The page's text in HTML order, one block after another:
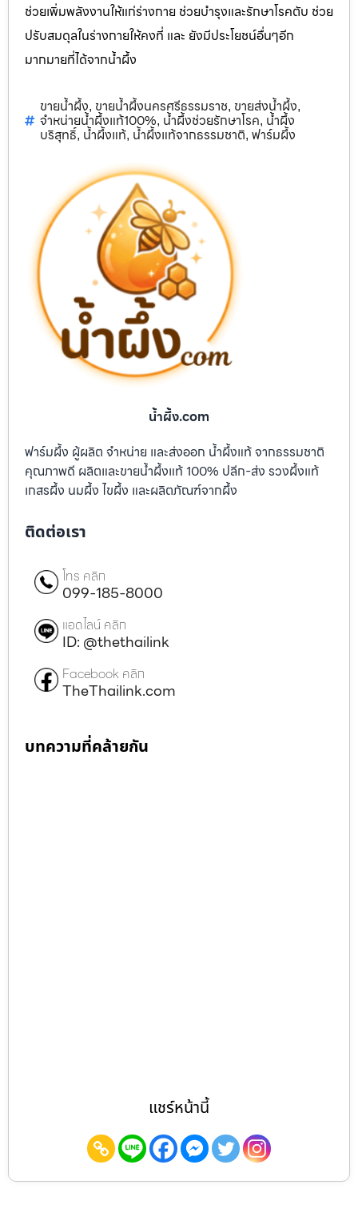
ช่วยเพิ่มพลังงานให้แก่ร่างกาย ช่วยบำรุงและรักษาโรคตับ ช่วย
ปรับสมดุลในร่างกายให้คงที่ และ ยังมีประโยชน์อื่นๆอีก
มากมายที่ได้จากน้ำผึ้ง
ขายน้ำผึ้ง, ขายน้ำผึ้งนครศรีธรรมราช, ขายส่งน้ำผึ้ง,
จำหน่ายน้ำผึ้งแท้100%, น้ำผึ้งช่วยรักษาโรค, น้ำผึ้ง
บริสุทธิ์, น้ำผึ้งแท้, น้ำผึ้งแท้จากธรรมชาติ, ฟาร์มผึ้ง
น้ำผึ้ง.com
ฟาร์มผึ้ง ผู้ผลิต จำหน่าย และส่งออก น้ำผึ้งแท้ จากธรรมชาติ
คุณภาพดี ผลิตและขายน้ำผึ้งแท้ 100% ปลีก-ส่ง รวงผึ้งแท้
เกสรผึ้ง นมผึ้ง ไขผึ้ง และผลิตภัณฑ์จากผึ้ง
ติดต่อเรา
โทร คลิก
099-185-8000
แอดไลน์ คลิก
ID: @thethailink
Facebook คลิก
TheThailink.com
บทความที่คล้ายกัน
แชร์หน้านี้